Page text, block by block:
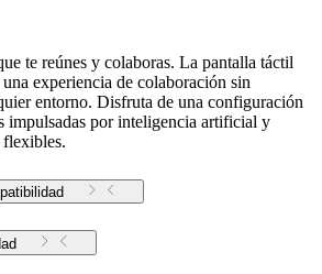
te reúnes y colaboras. La pantalla táctil
experiencia de colaboración sin
entorno. Disfruta de una configuración
impulsadas por inteligencia artificial y
flexibles.